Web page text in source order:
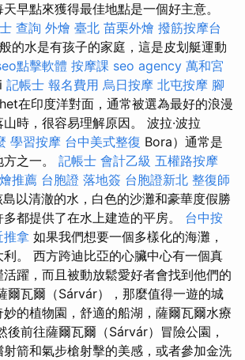
早點來獲得最佳地點是一個好主意。
查詢 外燴 臺北 苗栗外燴 撥筋按摩台
的水是有孩子的家庭，這是皮划艇運動
點擊軟體 按摩課 seo agency 萬和宮
記帳士 報名費用 烏日按摩 北屯按摩 腳
在印度洋對面，通常被選為最好的浪漫
時，很容易理解原因。 波拉·波拉
學習按摩 台中美式整復 Bora）通常是
之一。 記帳士 會計乙級 五權路按摩
推薦 台胞證 落地簽 台胞證新北 整復師
島以清澈的水，白色的沙灘和豪華度假勝
都提供了在水上建造的平房。 台中按
推拿 如果我們想要一個多樣化的海灘，
。 西方跨迪比亞的心臟中心有一個真
躍，而且被動放鬆愛好者會找到他們的
爾瓦爾（Sárvár），那麼值得一遊的城
的植物園，舒適的船湖，薩爾瓦爾水療
後前往薩爾瓦爾（Sárvár）冒險公園，
箭和氣步槍射擊的美感，或者參加金洗